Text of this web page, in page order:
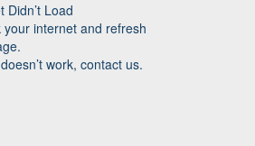
Didn’t Load
your internet and refresh
work, contact us.